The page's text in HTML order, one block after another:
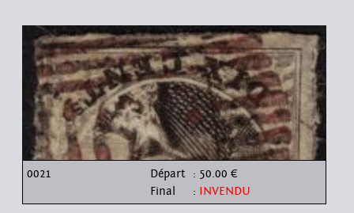
0021 Départ : 50.00 €
Final
: INVENDU